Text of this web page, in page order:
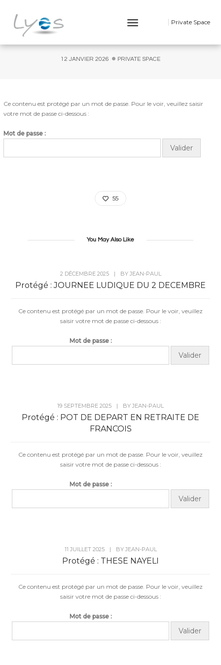
Toggle
Private Space
PROTÉGÉ : POT DE DEPART EN RETRAITE
12 JANVIER 2026 PRIVATE SPACE
Ce contenu est protégé par un mot de passe. Pour le voir, veuillez saisir
votre mot de passe ci-dessous :
Mot de passe :
55
You May Also Like
2 DÉCEMBRE 2025 | BY JEAN-PAUL
Protégé : JOURNEE LUDIQUE DU 2 DECEMBRE
Ce contenu est protégé par un mot de passe. Pour le voir, veuillez
saisir votre mot de passe ci-dessous :
Mot de passe :
19 SEPTEMBRE 2025 | BY JEAN-PAUL
Protégé : POT DE DEPART EN RETRAITE DE
FRANCOIS
Ce contenu est protégé par un mot de passe. Pour le voir, veuillez
saisir votre mot de passe ci-dessous :
Mot de passe :
11 JUILLET 2025 | BY JEAN-PAUL
Protégé : THESE NAYELI
Ce contenu est protégé par un mot de passe. Pour le voir, veuillez
saisir votre mot de passe ci-dessous :
Mot de passe :